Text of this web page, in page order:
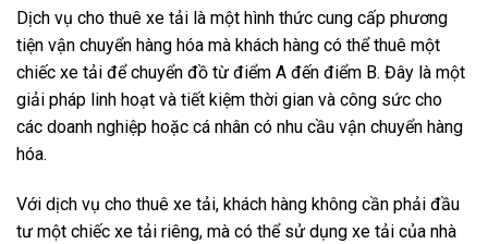
Dịch vụ cho thuê xe tải là một hình thức cung cấp phương
tiện vận chuyển hàng hóa mà khách hàng có thể thuê một
chiếc xe tải để chuyển đồ từ điểm A đến điểm B. Đây là một
giải pháp linh hoạt và tiết kiệm thời gian và công sức cho
các doanh nghiệp hoặc cá nhân có nhu cầu vận chuyển hàng
hóa.
Với dịch vụ cho thuê xe tải, khách hàng không cần phải đầu
tư một chiếc xe tải riêng, mà có thể sử dụng xe tải của nhà